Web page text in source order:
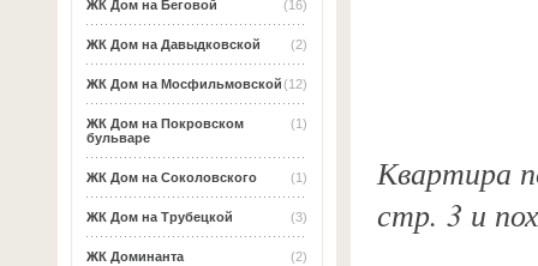
(16)
ЖК Дом на Беговой
(2)
ЖК Дом на Давыдковской
(12)
ЖК Дом на Мосфильмовской
(1)
ЖК Дом на Покровском
бульваре
(1)
ЖК Дом на Соколовского
(3)
ЖК Дом на Трубецкой
(2)
ЖК Доминанта
Квартира
стр. 3 и